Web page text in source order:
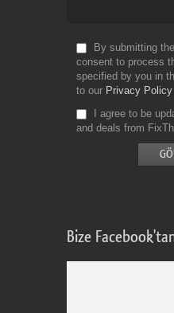
By submitting
consent to process
specified by you in
to our Privacy Policy
I agree to be
and deals from
Bize